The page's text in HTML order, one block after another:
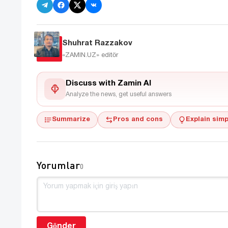
Shuhrat Razzakov
«ZAMIN.UZ» editör
Discuss with Zamin AI
Analyze the news, get useful answers
Summarize Pros and cons Explain
Yorumlar0